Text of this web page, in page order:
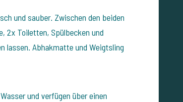
und sauber. Zwischen den beiden
2x Toiletten, Spülbecken und
lassen. Abhakmatte und Weigtsling
und verfügen über einen